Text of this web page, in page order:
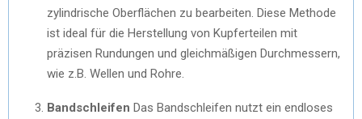
zylindrische Oberflächen zu bearbeiten. Diese Methode
ist ideal für die Herstellung von Kupferteilen mit
präzisen Rundungen und gleichmäßigen Durchmessern,
wie z.B. Wellen und Rohre.
Bandschleifen Das Bandschleifen nutzt ein endloses